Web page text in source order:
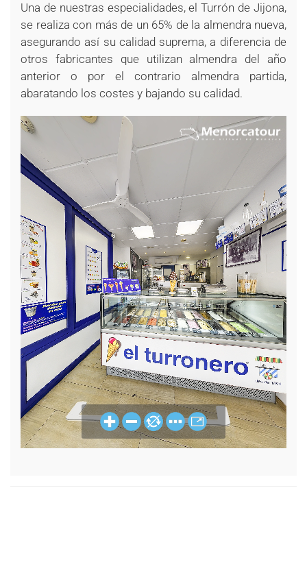
Una de nuestras especialidades, el Turrón de Jijona,
se realiza con más de un 65% de la almendra nueva,
asegurando así su calidad suprema, a diferencia de
otros fabricantes que utilizan almendra del año
anterior o por el contrario almendra partida,
abaratando los costes y bajando su calidad.